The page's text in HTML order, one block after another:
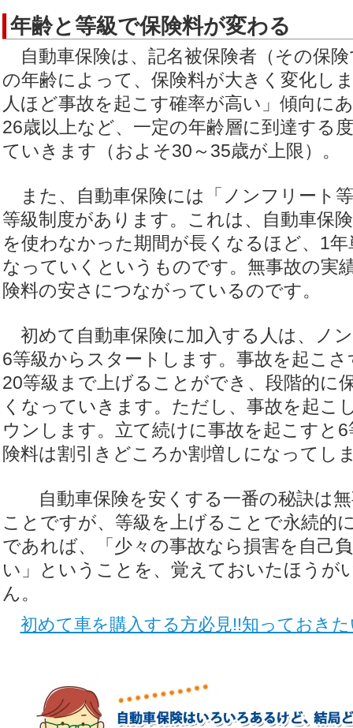
年齢と等級で保険料が変わる
自動車保険は、記名被保険者（その保
の年齢によって、保険料が大きく変化し
人ほど事故を起こす確率が高い」傾向に
26歳以上など、一定の年齢層に到達する
ていきます（およそ30～35歳が上限）。
また、自動車保険には「ノンフリート
等級制度があります。これは、自動車保
を使わなかった期間が長くなるほど、1
なっていくというものです。無事故の実
険料の安さにつながっているのです。
初めて自動車保険に加入する人は、ノ
6等級からスタートします。事故を起こ
20等級まで上げることができ、段階的に
くなっていきます。ただし、事故を起こ
ウンします。立て続けに事故を起こすと
険料は割引きどころか割増しになってし
自動車保険を安くする一番の秘訣は無
ことですが、等級を上げることで永続的
であれば、「少々の事故なら損害を自己
い」ということを、覚えておいたほうが
ん。
初めて車を購入する方必見!!知っておき